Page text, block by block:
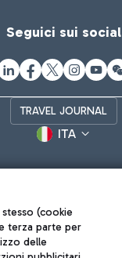
Seguici sui social
TRAVEL JOURNAL
ITA
(cookie
terza parte per
delle